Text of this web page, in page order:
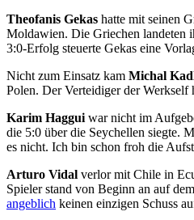
Theofanis Gekas hatte mit seinen
Moldawien. Die Griechen landeten
3:0-Erfolg steuerte Gekas eine
Nicht zum Einsatz kam Michal
Polen. Der Verteidiger der Werkself
Karim Haggui war nicht im
die 5:0 über die Seychellen siegte.
es nicht. Ich bin schon froh die
Arturo Vidal verlor mit Chile in
Spieler stand von Beginn an auf
angeblich keinen einzigen Schuss